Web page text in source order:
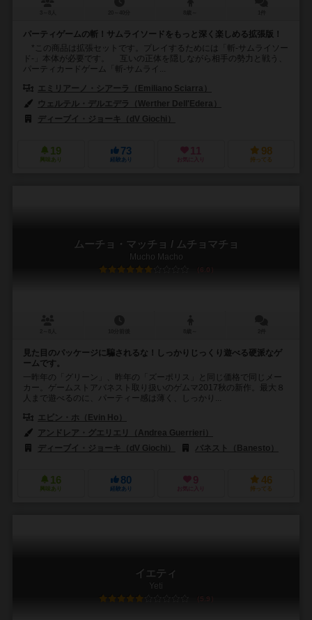
パーティゲームの斬！サムライソードをもっと深く楽しめる拡張版！
*この商品は拡張セットです。プレイするためには「斬-サムライソー
ド-」本体が必要です。 互いの正体を隠しながら相手の勢力と戦う、
パーティカードゲーム「斬-サムライ...
エミリアーノ・シアーラ（Emiliano Sciarra）
ウェルテル・デルエデラ（Werther Dell'Edera）
ディーブイ・ジョーキ（dV Giochi）
19
興味あり
73
経験あり
11
お気に入り
98
持ってる
ムーチョ・マッチョ / ムチョマチョ
Mucho Macho
6.0
見た目のパッケージに騙されるな！しっかりじっくり遊べる硬派なゲ
ームです。
一昨年の「グリーン」、昨年の「ズーポリス」と同じ価格で同じメー
カー。ゲームストアバネスト取り扱いのゲムマ2017秋の新作。最大８
人まで遊べるのに、パーティー感は薄く、しっかり...
エビン・ホ（Evin Ho）
アンドレア・グエリエリ（Andrea Guerrieri）
ディーブイ・ジョーキ（dV Giochi）
バネスト（Banesto）
16
興味あり
80
経験あり
9
お気に入り
46
持ってる
イエティ
Yeti
5.9